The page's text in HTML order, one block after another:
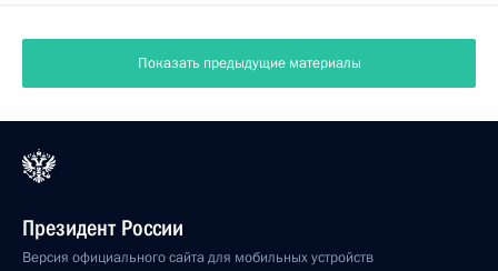
Показать предыдущие материалы
Президент России
Версия официального сайта для мобильных устройств